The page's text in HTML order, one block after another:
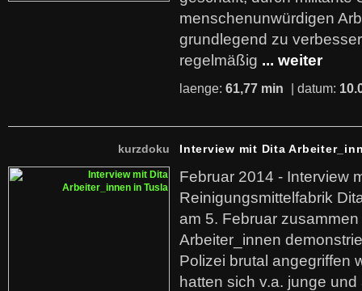
menschenunwürdigen
grundlegend zu
regelmäßig ... weiter
laenge: 61,77 min | datum:
kurzdoku Interview mit Dita
Februar 2014 - Interview
Reinigungsmittelfabrik
am 5. Februar
Arbeiter_innen
Polizei brutal angegriffen
hatten sich v.a. junge